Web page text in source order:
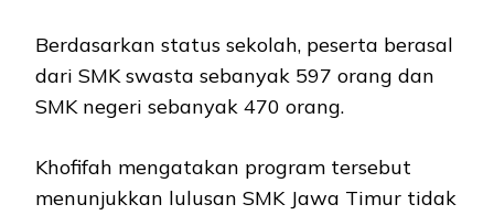
Berdasarkan status sekolah, peserta berasal
dari SMK swasta sebanyak 597 orang dan
SMK negeri sebanyak 470 orang.
Khofifah mengatakan program tersebut
menunjukkan lulusan SMK Jawa Timur tidak